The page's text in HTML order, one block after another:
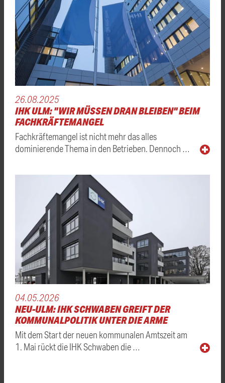
26.08.2025
IHK ULM: "WIR MÜSSEN DRAN BLEIBEN" BEIM
FACHKRÄFTEMANGEL
Fachkräftemangel ist nicht mehr das alles
dominierende Thema in den Betrieben. Dennoch …
04.05.2026
NEU-ULM: IHK SCHWABEN GREIFT DER
KOMMUNALPOLITIK UNTER DIE ARME
Mit dem Start der neuen kommunalen Amtszeit am
1. Mai rückt die IHK Schwaben die …